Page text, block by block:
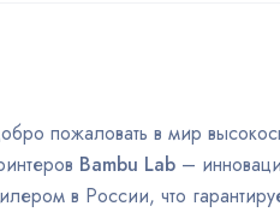
пожаловать в мир
Bambu Lab –
в России, что